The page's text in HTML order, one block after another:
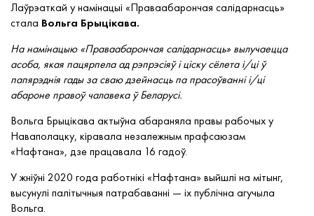
Лаўрэаткай у намінацыі «Праваабарончая салідарнасць»
стала Вольга Брыцікава.
На намінацыю «Праваабарончая салідарнасць» вылучаецца
асоба, якая пацярпела ад рэпрэсіяў і ціску сёлета і/ці ў
папярэднія гады за сваю дзейнасць па прасоўванні і/ці
абароне правоў чалавека ў Беларусі.
Вольга Брыцікава актыўна абараняла правы рабочых у
Наваполацку, кіравала незалежным прафсаюзам
«Нафтана», дзе працавала 16 гадоў.
У жніўні 2020 года работнікі «Нафтана» выйшлі на мітынг,
высунулі палітычныя патрабаванні — іх публічна агучыла
Вольга.